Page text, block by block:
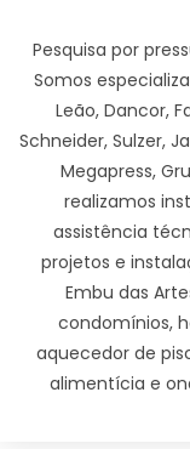
Pesquisa por
Somos
Leão, Dancor,
Schneider, Sulzer,
Megapress,
realizamos
assistência
projetos e
Embu das
condomínios,
aquecedor de
alimentícia e